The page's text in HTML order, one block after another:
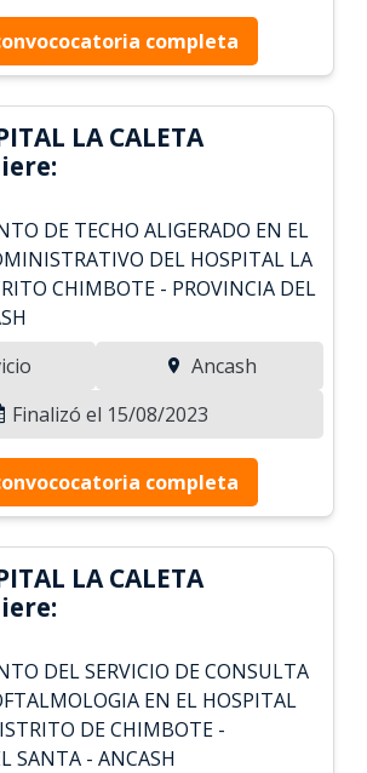
completa
LA CALETA
DE TECHO ALIGERADO EN EL
DEL HOSPITAL LA
CHIMBOTE - PROVINCIA DEL
Ancash
Finalizó el 15/08/2023
completa
LA CALETA
DEL SERVICIO DE CONSULTA
EN EL HOSPITAL
DE CHIMBOTE -
SANTA - ANCASH